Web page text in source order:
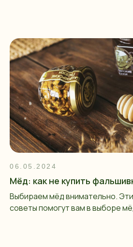
06.05.2024
Мёд: как не купить
Выбираем мёд внимательно.
советы помогут вам в выборе